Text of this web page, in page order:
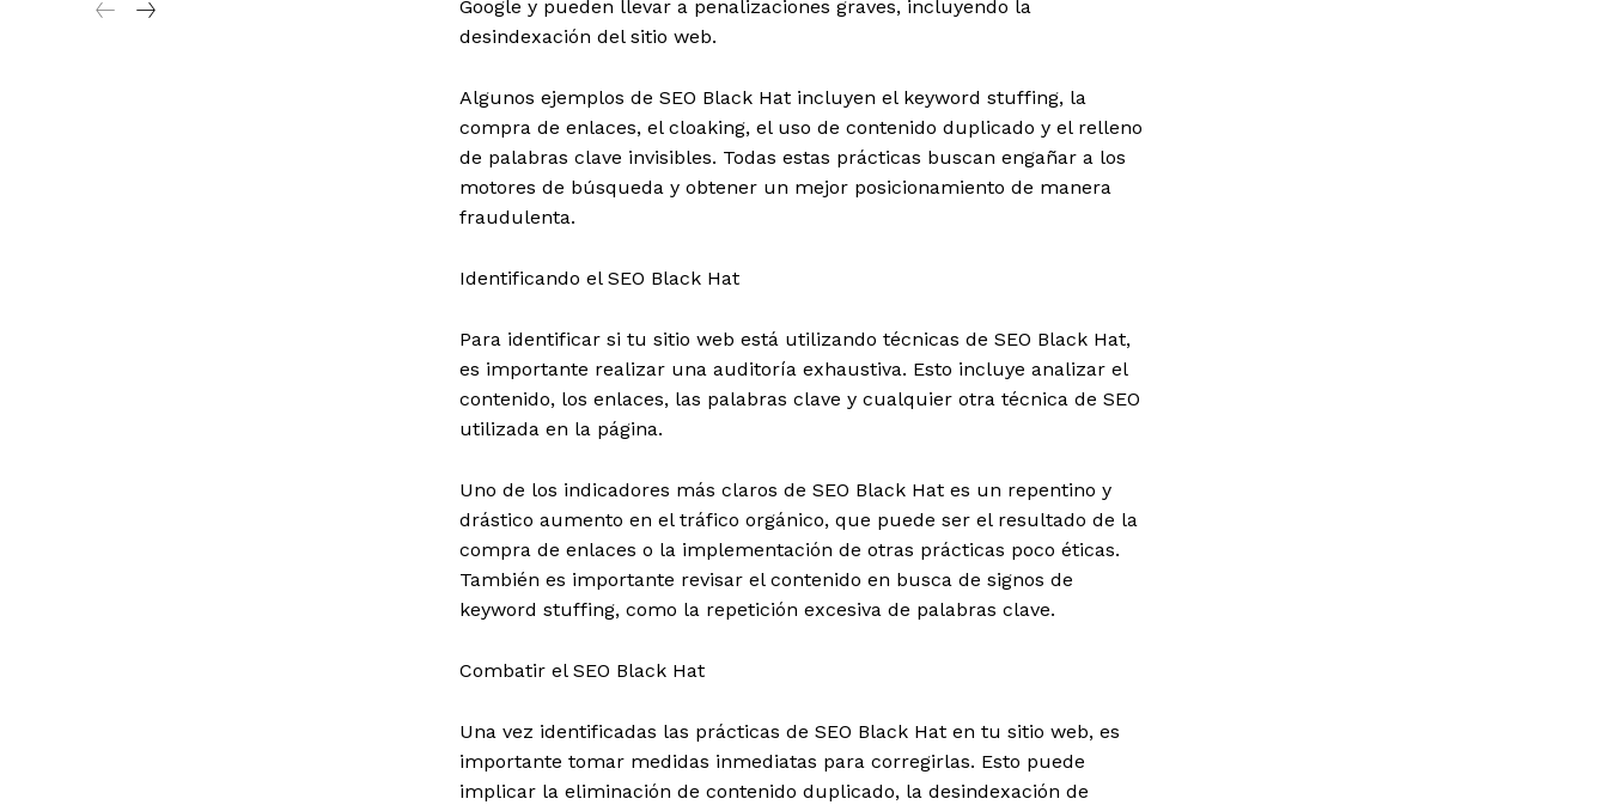
Google y pueden llevar a penalizaciones graves, incluyendo la
desindexación del sitio web.
Algunos ejemplos de SEO Black Hat incluyen el keyword stuffing, la
compra de enlaces, el cloaking, el uso de contenido duplicado y el relleno
de palabras clave invisibles. Todas estas prácticas buscan engañar a los
motores de búsqueda y obtener un mejor posicionamiento de manera
fraudulenta.
Identificando el SEO Black Hat
Para identificar si tu sitio web está utilizando técnicas de SEO Black Hat,
es importante realizar una auditoría exhaustiva. Esto incluye analizar el
contenido, los enlaces, las palabras clave y cualquier otra técnica de SEO
utilizada en la página.
Uno de los indicadores más claros de SEO Black Hat es un repentino y
drástico aumento en el tráfico orgánico, que puede ser el resultado de la
compra de enlaces o la implementación de otras prácticas poco éticas.
También es importante revisar el contenido en busca de signos de
keyword stuffing, como la repetición excesiva de palabras clave.
Combatir el SEO Black Hat
Una vez identificadas las prácticas de SEO Black Hat en tu sitio web, es
importante tomar medidas inmediatas para corregirlas. Esto puede
implicar la eliminación de contenido duplicado, la desindexación de